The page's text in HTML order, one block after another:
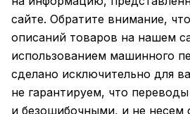
сайте. Обратите внимание,
описаний товаров на нашем
использованием машинного
сделано исключительно для
не гарантируем, что
и безошибочными, и не несем